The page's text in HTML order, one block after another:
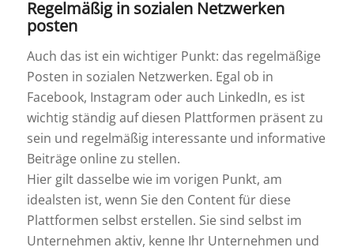
Regelmäßig in sozialen Netzwerken
posten
Auch das ist ein wichtiger Punkt: das regelmäßige
Posten in sozialen Netzwerken. Egal ob in
Facebook, Instagram oder auch LinkedIn, es ist
wichtig ständig auf diesen Plattformen präsent zu
sein und regelmäßig interessante und informative
Beiträge online zu stellen.
Hier gilt dasselbe wie im vorigen Punkt, am
idealsten ist, wenn Sie den Content für diese
Plattformen selbst erstellen. Sie sind selbst im
Unternehmen aktiv, kenne Ihr Unternehmen und